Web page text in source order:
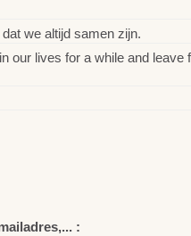
we altijd samen zijn.
lives for a while and
: